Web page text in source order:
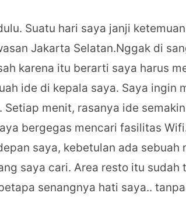
Suatu hari saya janji
Jakarta Selatan.Nggak di
karena itu berarti saya harus
ide di kepala saya. Saya ingin
menit, rasanya ide
bergegas mencari fasilitas
saya, kebetulan ada sebuah
saya cari. Area resto itu sudah
senangnya hati saya..